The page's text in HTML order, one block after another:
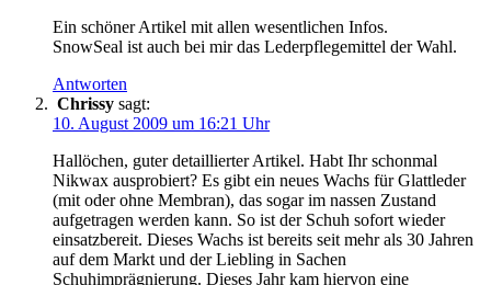
Ein schöner Artikel mit allen wesentlichen Infos.
SnowSeal ist auch bei mir das Lederpflegemittel der Wahl.
Antworten
Chrissy sagt:
10. August 2009 um 16:21 Uhr
Hallöchen, guter detaillierter Artikel. Habt Ihr schonmal
Nikwax ausprobiert? Es gibt ein neues Wachs für Glattleder
(mit oder ohne Membran), das sogar im nassen Zustand
aufgetragen werden kann. So ist der Schuh sofort wieder
einsatzbereit. Dieses Wachs ist bereits seit mehr als 30 Jahren
auf dem Markt und der Liebling in Sachen
Schuhimprägnierung. Dieses Jahr kam hiervon eine